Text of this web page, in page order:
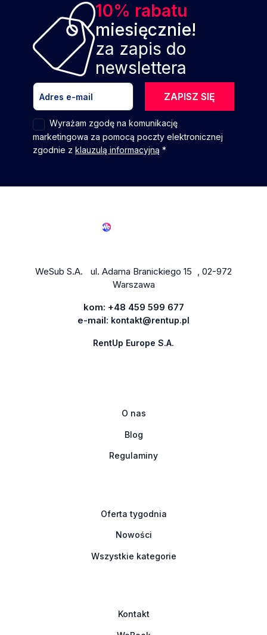
10% rabatu
miesięcznie!
za zapis do
newslettera
ZAPISZ SIĘ
Wyrażam zgodę na komunikację
marketingowa za pomocą poczty elektronicznej
zgodnie z klauzulą informacyjną *
WeSub S.A. ul. Adama Branickiego 15 , 02-972
Warszawa
kom: +48 459 599 677
e-mail: kontakt@rentup.pl
RentUp Europe S.A.
O nas
Blog
Regulaminy
Oferta tygodnia
Nowości
Wszystkie kategorie
Kontakt